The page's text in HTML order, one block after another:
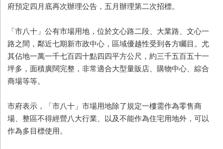
府預定四月底再次辦理公告，五月辦理第二次招標。
「市八十」公有市場用地，位於文心路二段、大業路、文心一
路之間，鄰近七期新市政中心，區域優越性受到各方矚目。尤
其佔地一萬一千七百四十點四四平方公尺，約三千五百五十一
坪多，面積廣闊完整，非常適合大型量販店、購物中心、綜合
商場等等。
市府表示，「市八十」市場用地除了規定一樓需作為零售商
場、整區不得經營八大行業、以及不能作為住宅用地外，可以
作為多目標使用。